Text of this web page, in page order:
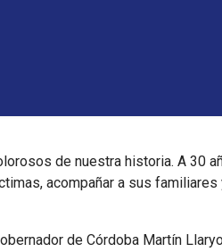
de nuestra historia. A 30
acompañar a sus
de Córdoba Martín